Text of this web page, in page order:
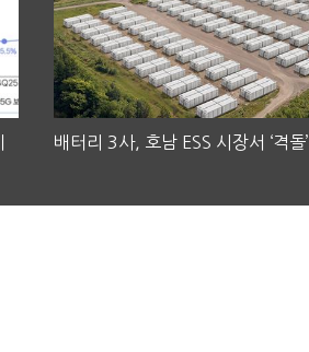
배터리 3사, 호남 ESS 시장서 ‘격돌’